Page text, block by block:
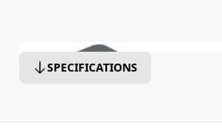
SPECIFICATIONS